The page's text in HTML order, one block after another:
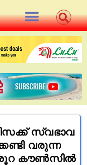
സ്വഭാവ
വരുന്ന
ശൂറ കൗൺസിൽ